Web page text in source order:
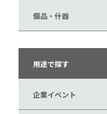
備品・什器
用途で探す
企業イベント